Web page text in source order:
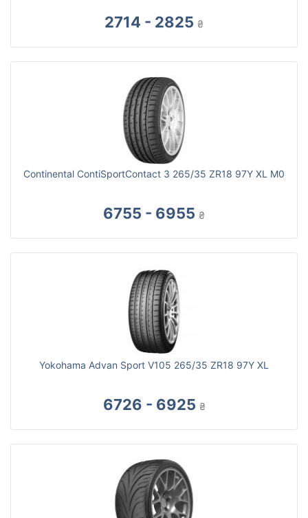
2714 - 2825 ₴
Continental ContiSportContact 3 265/35 ZR18 97Y XL M0
6755 - 6955 ₴
Yokohama Advan Sport V105 265/35 ZR18 97Y XL
6726 - 6925 ₴